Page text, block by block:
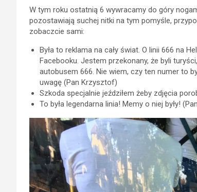
W tym roku ostatnią 6 wywracamy do góry
pozostawiają suchej nitki na tym pomyśle,
zobaczcie sami:
Była to reklama na cały świat. O linii 666 na
Facebooku. Jestem przekonany, że byli
autobusem 666. Nie wiem, czy ten numer to
uwagę (Pan Krzysztof)
Szkoda specjalnie jeździłem żeby zdjęcia
To była legendarna linia! Memy o niej były!